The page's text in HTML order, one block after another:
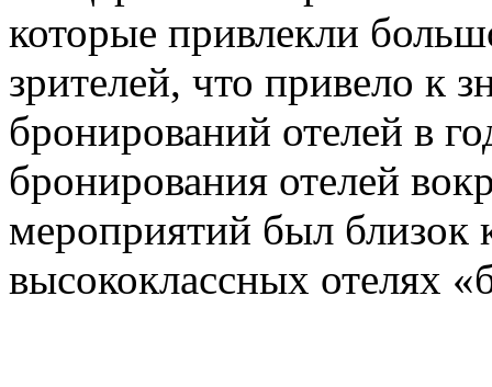
которые привлекли
зрителей, что привело к
бронирований отелей в
бронирования отелей
мероприятий был
высококлассных отелях